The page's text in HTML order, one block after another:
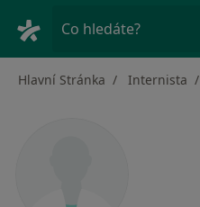
Co hledáte?
Hlavní Stránka Internista